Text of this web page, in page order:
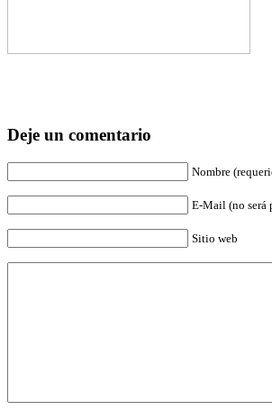
Deje un comentario
Nombre
E-Mail (no será
Sitio web